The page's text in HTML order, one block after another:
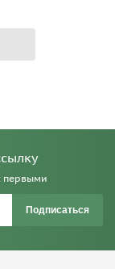
первыми
Подписаться